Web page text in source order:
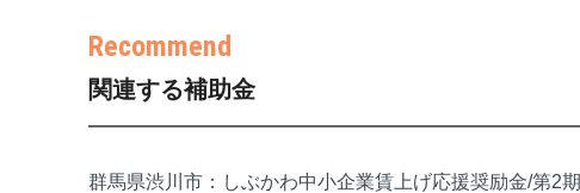
関連する補助金
群馬県渋川市：しぶかわ中小企業賃上げ応援奨励金/第2期